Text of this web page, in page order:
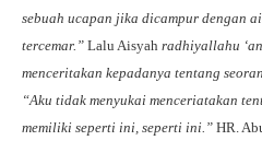
sebuah ucapan jika dicampur dengan
tercemar.” Lalu Aisyah radhiyallahu
menceritakan kepadanya tentang
“Aku tidak menyukai menceriatakan
memiliki seperti ini, seperti ini.” HR.